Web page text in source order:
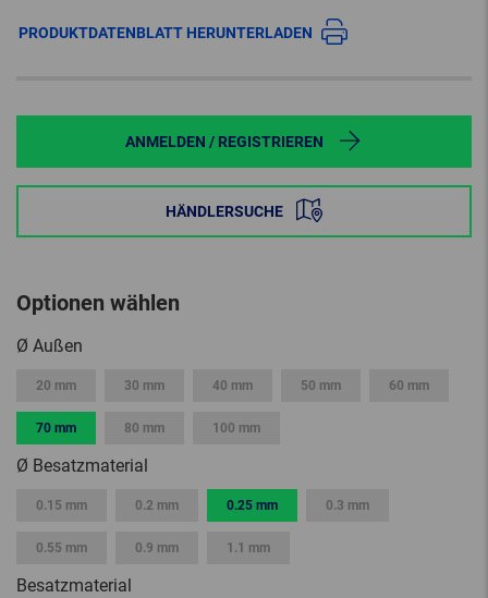
PRODUKTDATENBLATT HERUNTERLADEN
ANMELDEN / REGISTRIEREN
HÄNDLERSUCHE
Optionen wählen
Ø Außen
20 mm 30 mm 40 mm 50 mm 60 mm
70 mm 80 mm 100 mm
Ø Besatzmaterial
0.15 mm 0.2 mm 0.25 mm 0.3 mm
0.55 mm 0.9 mm 1.1 mm
Besatzmaterial